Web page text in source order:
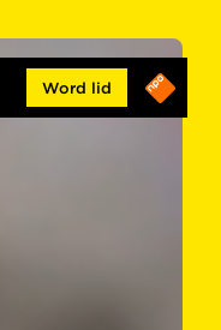
Word lid